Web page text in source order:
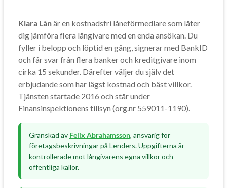
Klara Lånär en kostnadsfri låneförmedlare som låter
dig jämföra flera långivare med en enda ansökan. Du
fyller i belopp och löptid en gång, signerar med BankID
och får svar från flera banker och kreditgivare inom
cirka 15 sekunder. Därefter väljer du själv det
erbjudande som har lägst kostnad och bäst villkor.
Tjänsten startade 2016 och står under
Finansinspektionens tillsyn (org.nr 559011-1190).
Granskad av Felix Abrahamsson, ansvarig för
företagsbeskrivningar på Lenders. Uppgifterna är
kontrollerade mot långivarens egna villkor och
offentliga källor.